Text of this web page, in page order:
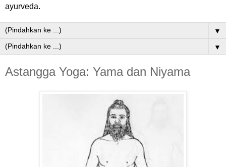
ayurveda.
▼
▼
Astangga Yoga: Yama dan Niyama